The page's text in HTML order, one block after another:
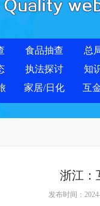
食品抽查 总
执法探讨 知
家居/日化 互
浙江：
发布时间：